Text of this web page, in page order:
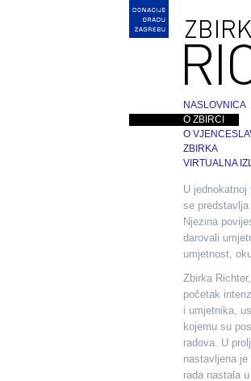
NASLOVNICA
O ZBIRCI
O
ZBIRKA
VIRTUALNA
U
se
Njezina
darovali
umjetnost,
Zbirka
početak
i umjetnika,
kojemu su
radova. U
nastavljena
rada nastala